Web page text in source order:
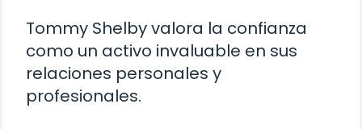
Tommy Shelby valora la confianza
como un activo invaluable en sus
relaciones personales y
profesionales.